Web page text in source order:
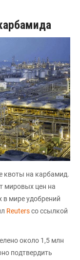
квоты на карбамид.
мировых цен на
в мире удобрений
Reutersсо ссылкой
около 1,5 млн
подтвердить